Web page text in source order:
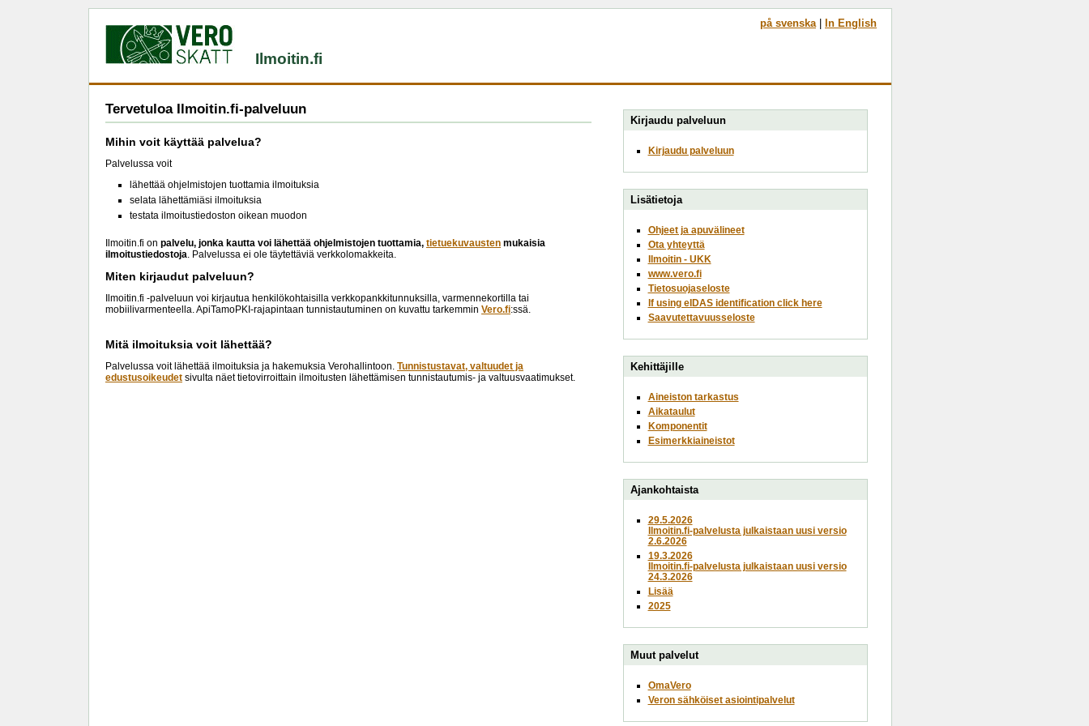
Ilmoitin.fi
på svenska| In English
Tervetuloa Ilmoitin.fi-palveluun
Mihin voit käyttää palvelua?
Palvelussa voit
lähettää ohjelmistojen tuottamia ilmoituksia
selata lähettämiäsi ilmoituksia
testata ilmoitustiedoston oikean muodon
Ilmoitin.fi on palvelu, jonka kautta voi lähettää ohjelmistojen tuottamia, tietuekuvausten mukaisia
ilmoitustiedostoja. Palvelussa ei ole täytettäviä verkkolomakkeita.
Miten kirjaudut palveluun?
Ilmoitin.fi -palveluun voi kirjautua henkilökohtaisilla verkkopankkitunnuksilla, varmennekortilla tai
mobiilivarmenteella. ApiTamoPKI-rajapintaan tunnistautuminen on kuvattu tarkemmin Vero.fi:ssä.
Mitä ilmoituksia voit lähettää?
Palvelussa voit lähettää ilmoituksia ja hakemuksia Verohallintoon. Tunnistustavat, valtuudet ja
edustusoikeudet sivulta näet tietovirroittain ilmoitusten lähettämisen tunnistautumis- ja valtuusvaatimukset.
Kirjaudu palveluun
Kirjaudu palveluun
Lisätietoja
Ohjeet ja apuvälineet
Ota yhteyttä
Ilmoitin - UKK
www.vero.fi
Tietosuojaseloste
If using eIDAS identification click here
Saavutettavuusseloste
Kehittäjille
Aineiston tarkastus
Aikataulut
Komponentit
Esimerkkiaineistot
Ajankohtaista
29.5.2026
Ilmoitin.fi-palvelusta julkaistaan uusi versio
2.6.2026
19.3.2026
Ilmoitin.fi-palvelusta julkaistaan uusi versio
24.3.2026
Lisää
2025
Muut palvelut
OmaVero
Veron sähköiset asiointipalvelut